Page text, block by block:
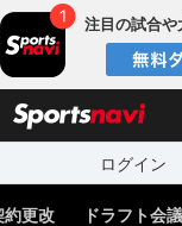
注目の試合や
ログイン
約更改 ドラフト会議